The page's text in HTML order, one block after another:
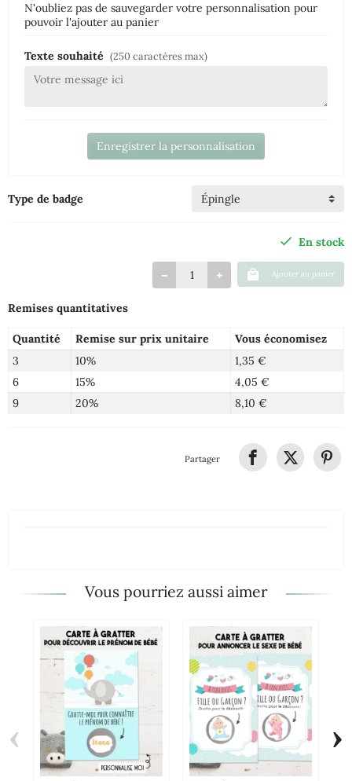
N'oubliez pas de sauvegarder votre personnalisation pour
pouvoir l'ajouter au panier
Texte souhaité (250 caractères max)
Enregistrer la personnalisation
Type de badge
En stock
Ajouter au panier
Remises quantitatives
Quantité Remise sur prix unitaire
Vous économisez
3
10%
1,35 €
6
15%
4,05 €
9
20% 8,10 €
Partager
Vous pourriez aussi aimer
‹ ›